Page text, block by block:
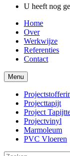
U heeft nog
Home
Over
Werkwijze
Referenties
Contact
Menu
Projecttapijt
Project
Projectvinyl
Marmoleum
PVC Vloeren